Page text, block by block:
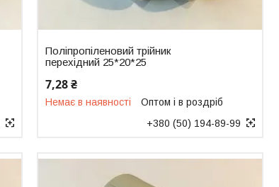
Поліпропіленовий трійник
перехідний 25*20*25
7,28 ₴
Немає в наявності
Оптом і в роздріб
+380 (50) 194-89-99